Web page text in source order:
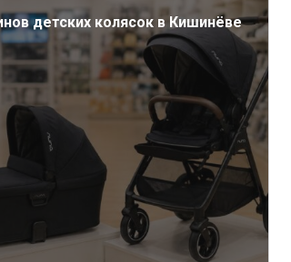
детских колясок в Кишинёве